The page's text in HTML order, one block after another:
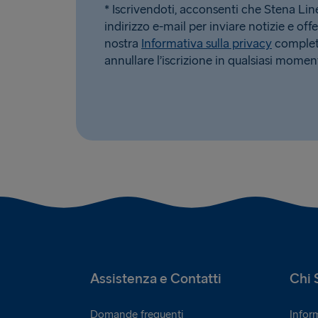
* Iscrivendoti, acconsenti che Stena
indirizzo e-mail per inviare notizie e
nostra Informativa sulla privacy
annullare l’iscrizione in qualsiasi
Assistenza e Contatti Chi
Domande frequenti